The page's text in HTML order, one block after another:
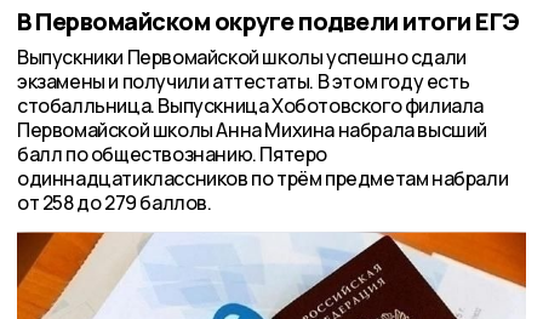
В Первомайском округе подвели итоги ЕГЭ
Выпускники Первомайской школы успешно сдали
экзамены и получили аттестаты. В этом году есть
стобалльница. Выпускница Хоботовского филиала
Первомайской школы Анна Михина набрала высший
балл по обществознанию. Пятеро
одиннадцатиклассников по трём предметам набрали
от 258 до 279 баллов.